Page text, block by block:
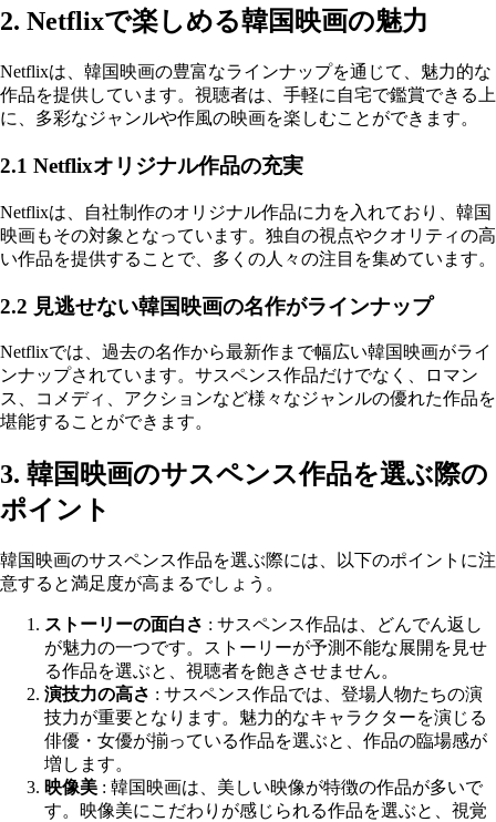
2. Netflixで楽しめる韓国映画の魅力
Netflixは、韓国映画の豊富なラインナップを通じて、魅力的な
作品を提供しています。視聴者は、手軽に自宅で鑑賞できる上
に、多彩なジャンルや作風の映画を楽しむことができます。
2.1 Netflixオリジナル作品の充実
Netflixは、自社制作のオリジナル作品に力を入れており、韓国
映画もその対象となっています。独自の視点やクオリティの高
い作品を提供することで、多くの人々の注目を集めています。
2.2 見逃せない韓国映画の名作がラインナップ
Netflixでは、過去の名作から最新作まで幅広い韓国映画がライ
ンナップされています。サスペンス作品だけでなく、ロマン
ス、コメディ、アクションなど様々なジャンルの優れた作品を
堪能することができます。
3. 韓国映画のサスペンス作品を選ぶ際の
ポイント
韓国映画のサスペンス作品を選ぶ際には、以下のポイントに注
意すると満足度が高まるでしょう。
ストーリーの面白さ : サスペンス作品は、どんでん返し
が魅力の一つです。ストーリーが予測不能な展開を見せ
る作品を選ぶと、視聴者を飽きさせません。
演技力の高さ : サスペンス作品では、登場人物たちの演
技力が重要となります。魅力的なキャラクターを演じる
俳優・女優が揃っている作品を選ぶと、作品の臨場感が
増します。
映像美 : 韓国映画は、美しい映像が特徴の作品が多いで
す。映像美にこだわりが感じられる作品を選ぶと、視覚